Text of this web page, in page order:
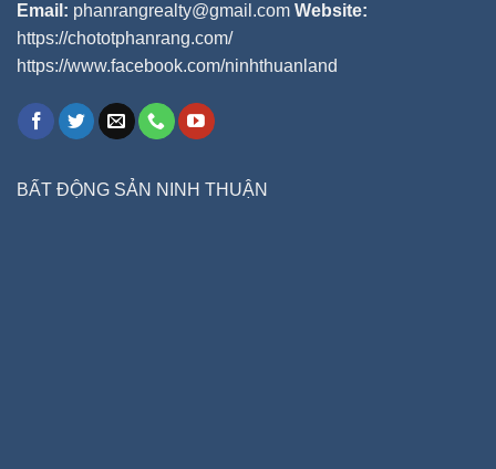
Email: phanrangrealty@gmail.com Website:
https://chototphanrang.com/
https://www.facebook.com/ninhthuanland
BẤT ĐỘNG SẢN NINH THUẬN